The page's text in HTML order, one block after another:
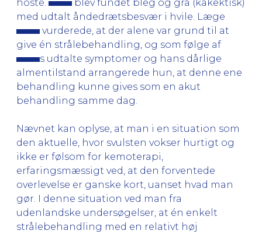
hoste.
blev fundet bleg og grå (kakektisk)
med udtalt åndedrætsbesvær i hvile. Læge
vurderede, at der alene var grund til at
give én strålebehandling, og som følge af
s udtalte symptomer og hans dårlige
almentilstand arrangerede hun, at denne ene
behandling kunne gives som en akut
behandling samme dag.
Nævnet kan oplyse, at man i en situation som
den aktuelle, hvor svulsten vokser hurtigt og
ikke er følsom for kemoterapi,
erfaringsmæssigt ved, at den forventede
overlevelse er ganske kort, uanset hvad man
gør. I denne situation ved man fra
udenlandske undersøgelser, at én enkelt
strålebehandling med en relativt høj